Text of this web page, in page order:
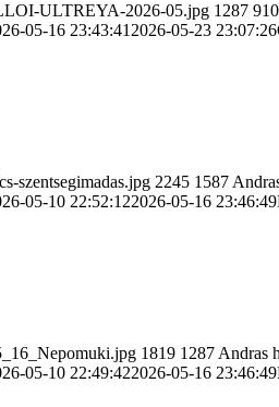
ULTREYA-2026-05.jpg 1287 910
05-16 23:43:41 2026-05-23 23:07:26
szentsegimadas.jpg 2245 1587
05-10 22:52:122026-05-16 23:46:49
1819 1287 Andras
05-10 22:49:422026-05-16 23:46:49